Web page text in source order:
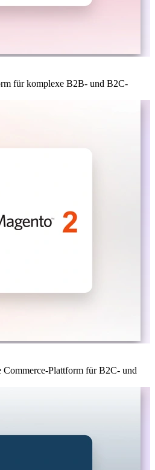
für komplexe B2B- und B2C-
Commerce-Plattform für B2C- und